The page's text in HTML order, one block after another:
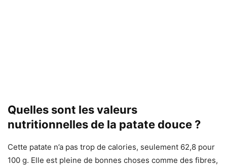
Quelles sont les valeurs
nutritionnelles de la patate douce ?
Cette patate n’a pas trop de calories, seulement 62,8 pour
100 g. Elle est pleine de bonnes choses comme des fibres,